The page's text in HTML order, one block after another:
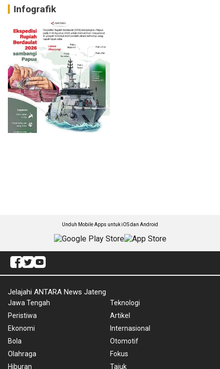
Infografik
Unduh Mobile Apps untuk iOS dan Android
Jelajahi ANTARA News Jateng
Jawa Tengah
Peristiwa
Ekonomi
Bola
Olahraga
Hiburan
Teknologi
Artikel
Internasional
Otomotif
Fokus
Tajuk